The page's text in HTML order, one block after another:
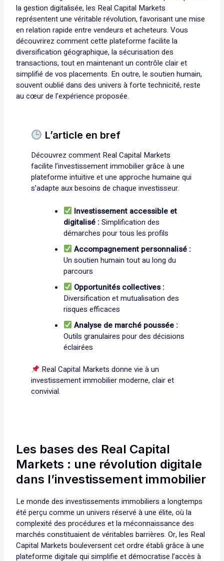
la gestion digitalisée, les Real Capital Markets
représentent une véritable révolution, favorisant une mise
en relation rapide entre vendeurs et acheteurs. Vous
découvrirez comment cette plateforme facilite la
diversification géographique, la sécurisation des
transactions, tout en maintenant un contrôle clair et
simplifié de vos placements. En outre, le soutien humain,
souvent oublié dans des univers à forte technicité, reste
au cœur de l’expérience proposée.
L’article en bref
Découvrez comment Real Capital Markets
facilite l’investissement immobilier grâce à une
plateforme intuitive et une approche humaine qui
s’adapte aux besoins de chaque investisseur.
Investissement accessible et
digitalisé :Simplification des
démarches pour tous les profils
Accompagnement personnalisé :
Un soutien humain tout au long du
parcours
Opportunités collectives :
Diversification et mutualisation des
risques efficaces
Analyse de marché poussée :
Outils granulaires pour des décisions
éclairées
Real Capital Markets donne vie à un
investissement immobilier moderne, clair et
convivial.
Les bases des Real Capital
Markets : une révolution digitale
dans l’investissement immobilier
Le monde des investissements immobiliers a longtemps
été perçu comme un univers réservé à une élite, où la
complexité des procédures et la méconnaissance des
marchés constituaient de véritables barrières. Or, les Real
Capital Markets bouleversent cet ordre établi grâce à une
plateforme digitale qui simplifie et démocratise l’accès à